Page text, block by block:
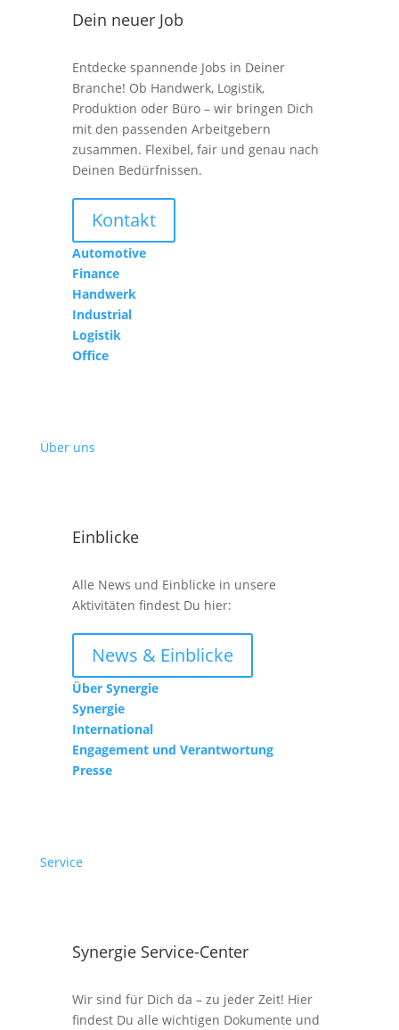
Dein neuer Job
Entdecke spannende Jobs in Deiner
Branche! Ob Handwerk, Logistik,
Produktion oder Büro – wir bringen Dich
mit den passenden Arbeitgebern
zusammen. Flexibel, fair und genau nach
Deinen Bedürfnissen.
Kontakt
Automotive
Finance
Handwerk
Industrial
Logistik
Office
Über uns
Einblicke
Alle News und Einblicke in unsere
Aktivitäten findest Du hier:
News & Einblicke
Über Synergie
Synergie
International
Engagement und Verantwortung
Presse
Service
Synergie Service-Center
Wir sind für Dich da – zu jeder Zeit! Hier
findest Du alle wichtigen Dokumente und